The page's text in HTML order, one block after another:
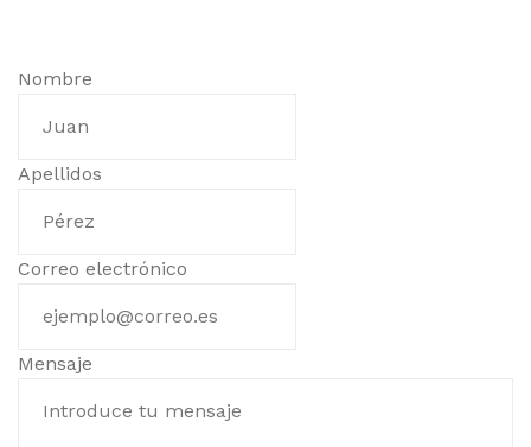
Nombre
Apellidos
Correo electrónico
Mensaje